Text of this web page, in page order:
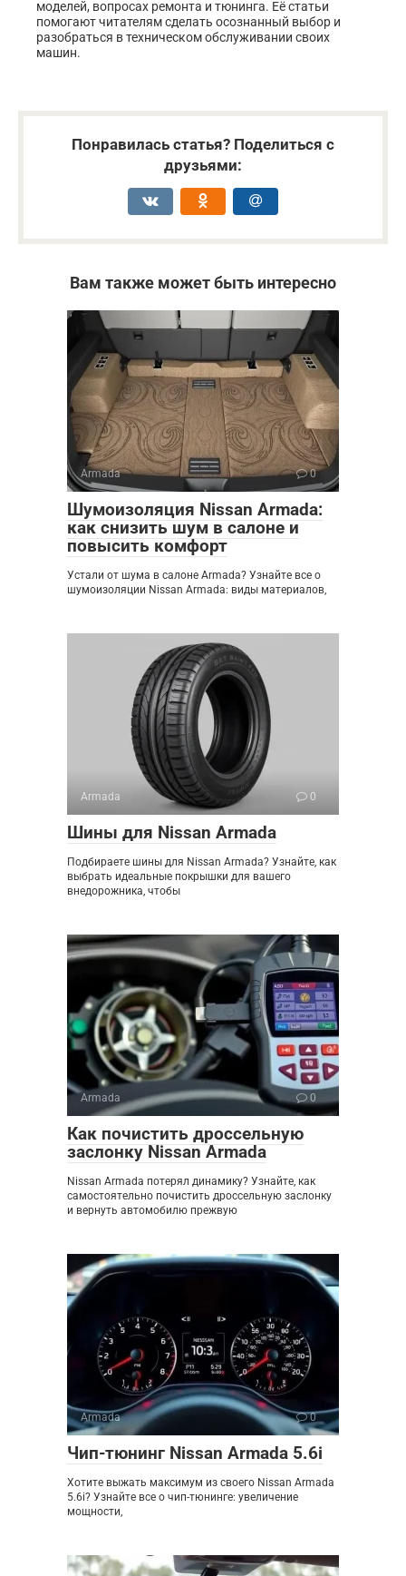
моделей, вопросах ремонта и тюнинга. Её статьи
помогают читателям сделать осознанный выбор и
разобраться в техническом обслуживании своих
машин.
Понравилась статья? Поделиться с
друзьями:
Вам также может быть интересно
Armada 0
Шумоизоляция Nissan Armada:
как снизить шум в салоне и
повысить комфорт
Устали от шума в салоне Armada? Узнайте все о
шумоизоляции Nissan Armada: виды материалов,
Armada 0
Шины для Nissan Armada
Подбираете шины для Nissan Armada? Узнайте, как
выбрать идеальные покрышки для вашего
внедорожника, чтобы
Armada 0
Как почистить дроссельную
заслонку Nissan Armada
Nissan Armada потерял динамику? Узнайте, как
самостоятельно почистить дроссельную заслонку
и вернуть автомобилю прежвую
Armada 0
Чип-тюнинг Nissan Armada 5.6i
Хотите выжать максимум из своего Nissan Armada
5.6i? Узнайте все о чип-тюнинге: увеличение
мощности,